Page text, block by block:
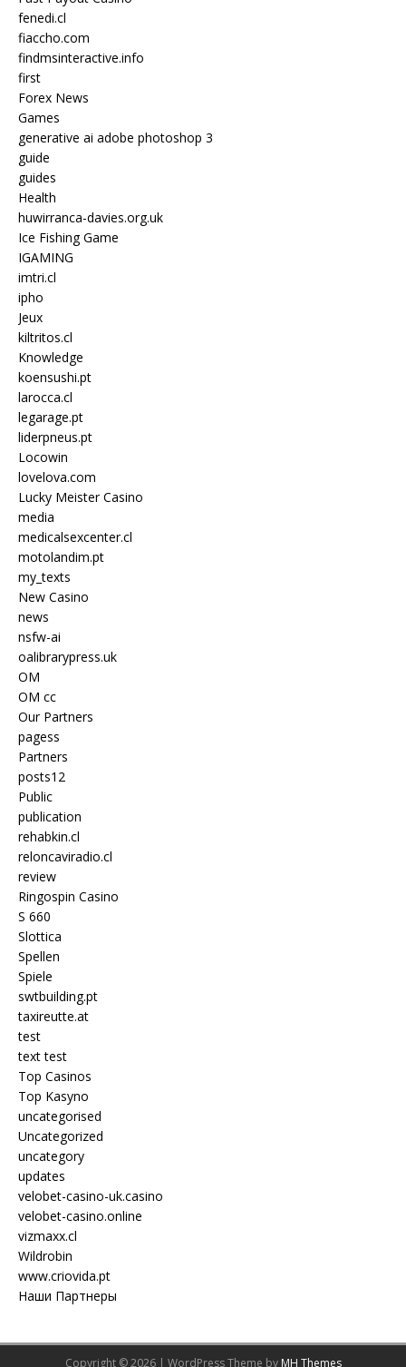
fenedi.cl
fiaccho.com
findmsinteractive.info
first
Forex News
Games
generative ai adobe photoshop 3
guide
guides
Health
huwirranca-davies.org.uk
Ice Fishing Game
IGAMING
imtri.cl
ipho
Jeux
kiltritos.cl
Knowledge
koensushi.pt
larocca.cl
legarage.pt
liderpneus.pt
Locowin
lovelova.com
Lucky Meister Casino
media
medicalsexcenter.cl
motolandim.pt
my_texts
New Casino
news
nsfw-ai
oalibrarypress.uk
OM
OM cc
Our Partners
pagess
Partners
posts12
Public
publication
rehabkin.cl
reloncaviradio.cl
review
Ringospin Casino
S 660
Slottica
Spellen
Spiele
swtbuilding.pt
taxireutte.at
test
text test
Top Casinos
Top Kasyno
uncategorised
Uncategorized
uncategory
updates
velobet-casino-uk.casino
velobet-casino.online
vizmaxx.cl
Wildrobin
www.criovida.pt
Наши Партнеры
Copyright © 2026 | WordPress Theme by MH Themes